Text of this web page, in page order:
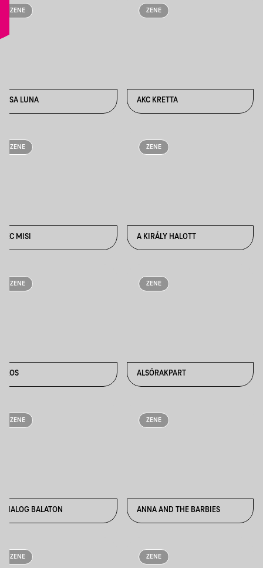
ZENE
AJSA LUNA
ZENE
AKC KRETTA
ZENE
AKC MISI
ZENE
A KIRÁLY HALOTT
ZENE
ÁKOS
ZENE
ALSÓRAKPART
ZENE
ANALOG BALATON
ZENE
ANNA AND THE BARBIES
ZENE ZENE